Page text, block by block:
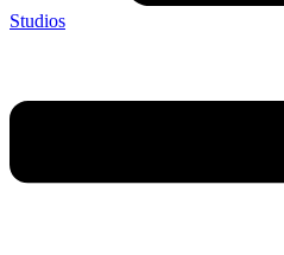
Studios